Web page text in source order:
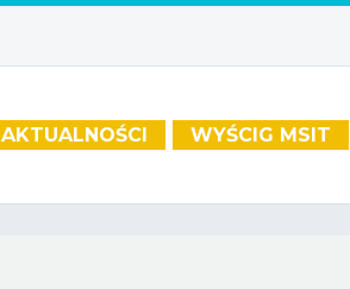
AKTUALNOŚCI WYŚCIG MSIT